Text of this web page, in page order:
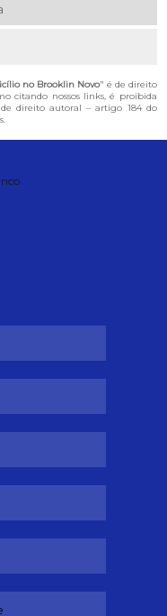
no Brooklin Novo" é de direito
citando nossos links, é proibida
direito autoral – artigo 184 do
.